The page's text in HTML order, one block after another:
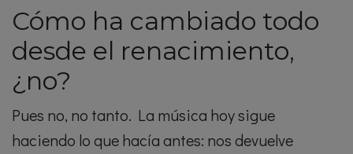
Cómo ha cambiado todo
desde el renacimiento,
¿no?
Pues no, no tanto. La música hoy sigue
haciendo lo que hacía antes: nos devuelve